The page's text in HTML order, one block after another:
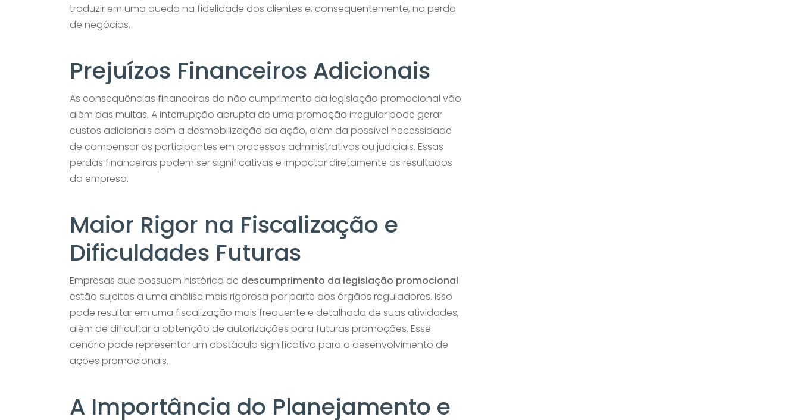
traduzir em uma queda na fidelidade dos clientes e, consequentemente, na perda
de negócios.
Prejuízos Financeiros Adicionais
As consequências financeiras do não cumprimento da legislação promocional vão
além das multas. A interrupção abrupta de uma promoção irregular pode gerar
custos adicionais com a desmobilização da ação, além da possível necessidade
de compensar os participantes em processos administrativos ou judiciais. Essas
perdas financeiras podem ser significativas e impactar diretamente os resultados
da empresa.
Maior Rigor na Fiscalização e
Dificuldades Futuras
Empresas que possuem histórico de descumprimento da legislação promocional
estão sujeitas a uma análise mais rigorosa por parte dos órgãos reguladores. Isso
pode resultar em uma fiscalização mais frequente e detalhada de suas atividades,
além de dificultar a obtenção de autorizações para futuras promoções. Esse
cenário pode representar um obstáculo significativo para o desenvolvimento de
ações promocionais.
A Importância do Planejamento e